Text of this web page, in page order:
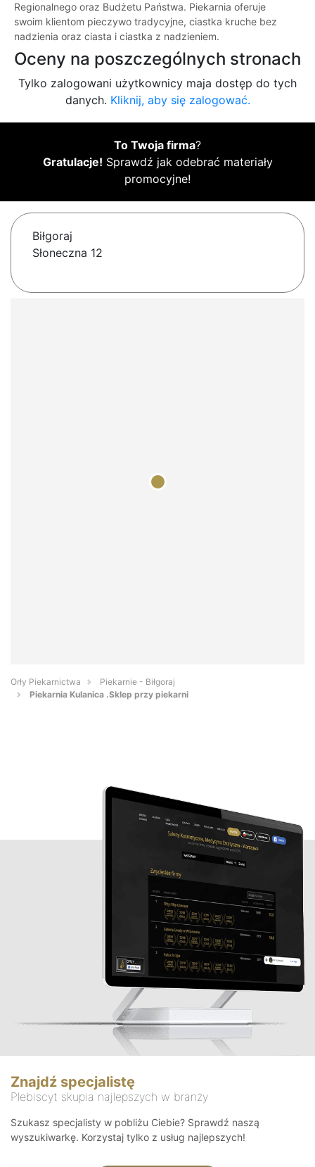
Regionalnego oraz Budżetu Państwa. Piekarnia oferuje
swoim klientom pieczywo tradycyjne, ciastka kruche bez
nadzienia oraz ciasta i ciastka z nadzieniem.
Oceny na poszczególnych stronach
Tylko zalogowani użytkownicy maja dostęp do tych
danych. Kliknij, aby się zalogować.
To Twoja firma?
Gratulacje! Sprawdź jak odebrać materiały
promocyjne!
Biłgoraj
Słoneczna 12
Orły Piekarnictwa
Piekarnie - Biłgoraj
Piekarnia Kulanica .Sklep przy piekarni
Znajdź specjalistę
Plebiscyt skupia najlepszych w branży
Szukasz specjalisty w pobliżu Ciebie? Sprawdź naszą
wyszukiwarkę. Korzystaj tylko z usług najlepszych!